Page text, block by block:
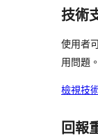
論
評
論
用
者
評
論
使
者
評
技術
使用者
用問題。
檢視技
回報